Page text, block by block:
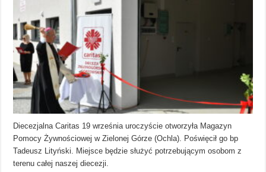
Diecezjalna Caritas 19 września uroczyście otworzyła Magazyn
Pomocy Żywnościowej w Zielonej Górze (Ochla). Poświęcił go bp
Tadeusz Lityński. Miejsce będzie służyć potrzebującym osobom z
terenu całej naszej diecezji.